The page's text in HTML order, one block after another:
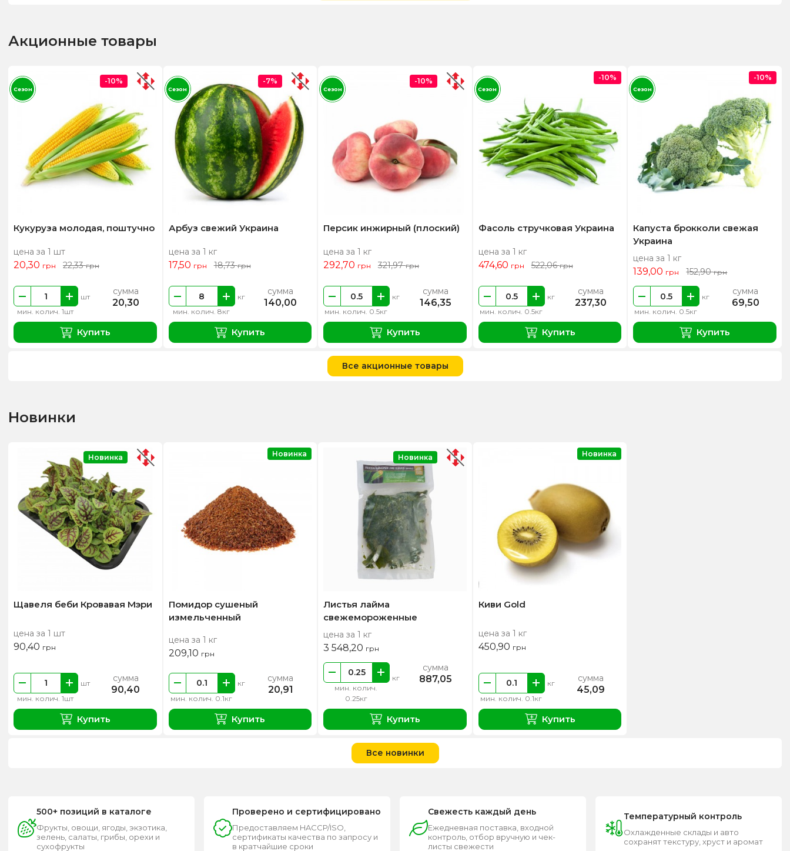
Акционные товары
Кукуруза молодая, поштучно
цена за 1 шт
20,30 грн 22,33грн
мин. колич. 1шт
шт сумма
20,30
Купить
-10%
Сезон
Арбуз свежий Украина
цена за 1 кг
17,50 грн 18,73грн
мин. колич. 8кг
кг сумма
140,00
Купить
-7%
Сезон
Персик инжирный (плоский)
цена за 1 кг
292,70 грн 321,97грн
мин. колич. 0.5кг
кг сумма
146,35
Купить
-10%
Сезон
Фасоль стручковая Украина
цена за 1 кг
474,60 грн 522,06грн
мин. колич. 0.5кг
кг сумма
237,30
Купить
-10%
Сезон
Капуста брокколи свежая
Украина
цена за 1 кг
139,00 грн 152,90грн
мин. колич. 0.5кг
кг сумма
69,50
Купить
-10%
Сезон
Все акционные товары
Новинки
Щавеля беби Кровавая Мэри
цена за 1 шт
90,40 грн
мин. колич. 1шт
шт сумма
90,40
Купить
Новинка
Помидор сушеный
измельченный
цена за 1 кг
209,10 грн
мин. колич. 0.1кг
кг сумма
20,91
Купить
Новинка
Листья лайма
свежемороженные
цена за 1 кг
3 548,20 грн
мин. колич.
0.25кг
кг
сумма
887,05
Купить
Новинка
Киви Gold
цена за 1 кг
450,90 грн
мин. колич. 0.1кг
кг сумма
45,09
Купить
Новинка
Все новинки
500+ позиций в каталоге
Фрукты, овощи, ягоды, экзотика,
зелень, салаты, грибы, орехи и
сухофрукты
Проверено и сертифицировано
Предоставляем HACCP/ISO,
сертификаты качества по запросу и
в кратчайшие сроки
Свежесть каждый день
Ежедневная поставка, входной
контроль, отбор вручную и чек-
листы свежести
Температурный контроль
Охлажденные склады и авто
сохранят текстуру, хруст и аромат